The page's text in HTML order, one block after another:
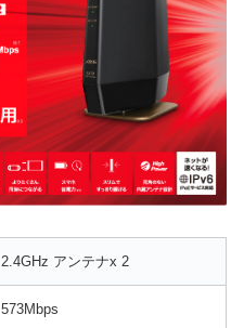
2.4GHz アンテナx 2
573Mbps